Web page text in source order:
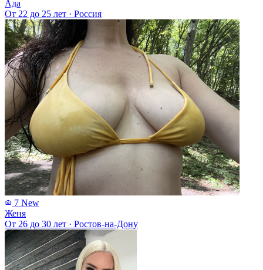
Ада
От 22 до 25 лет · Россия
7 New
Женя
От 26 до 30 лет · Ростов-на-Дону